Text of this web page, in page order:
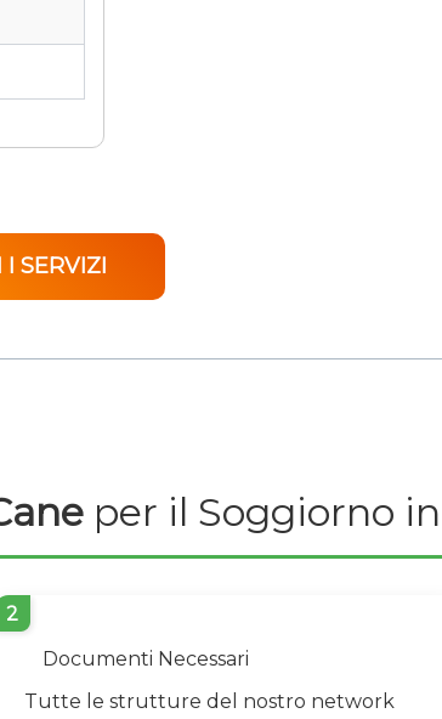
I SERVIZI
per il Soggiorno in
2
Documenti Necessari
Tutte le strutture del nostro network